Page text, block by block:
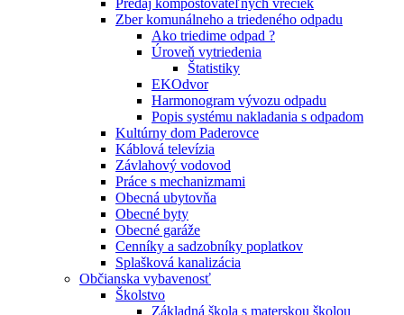
Predaj kompostovateľných vreciek
Zber komunálneho a triedeného odpadu
Ako triedime odpad ?
Úroveň vytriedenia
Štatistiky
EKOdvor
Harmonogram vývozu odpadu
Popis systému nakladania s odpadom
Kultúrny dom Paderovce
Káblová televízia
Závlahový vodovod
Práce s mechanizmami
Obecná ubytovňa
Obecné byty
Obecné garáže
Cenníky a sadzobníky poplatkov
Splašková kanalizácia
Občianska vybavenosť
Školstvo
Základná škola s materskou školou